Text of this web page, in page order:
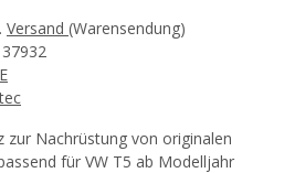
Versand (Warensendung)
37932
zur Nachrüstung von originalen
für VW T5 ab Modelljahr